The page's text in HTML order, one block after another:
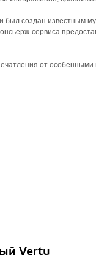
был создан известным
сервиса
от
Vertu